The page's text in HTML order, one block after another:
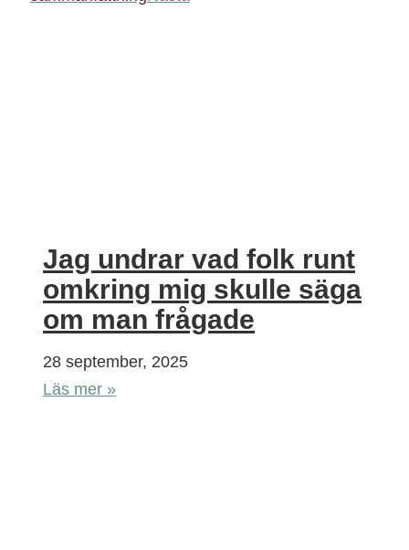
Jag undrar vad folk runt
omkring mig skulle säga
om man frågade
28 september, 2025
Läs mer »